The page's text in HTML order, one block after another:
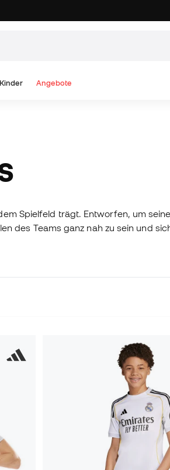
Kinder Angebote
Spielfeld trägt. Entworfen, um
des Teams ganz nah zu sein und